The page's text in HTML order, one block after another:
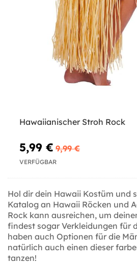
Hawaiianischer Stroh Rock
5,99 € 9,99 €
VERFÜGBAR
Hol dir dein Hawaii Kostüm und
Katalog an Hawaii Röcken und
Rock kann ausreichen, um
findest sogar Verkleidungen für
haben auch Optionen für die
natürlich auch einen dieser
tanzen!